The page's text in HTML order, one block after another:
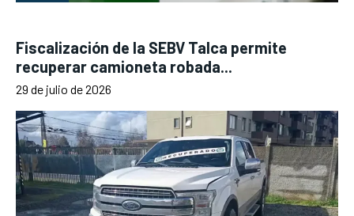
Fiscalización de la SEBV Talca permite
recuperar camioneta robada...
29 de julio de 2026